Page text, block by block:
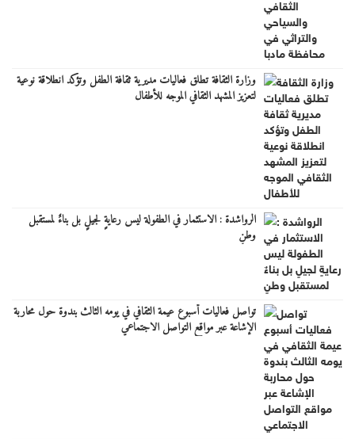
وزارة الثقافة تطلق فعاليات مديرية ثقافة الطفل وتؤكد انطلاقة نوعية
لتعزيز المشهد الثقافي الموجه للأطفال
الرواشدة : الاستثمار في الطفولة ليس رعايةٍ لجيلٍ بل بناءٌ لمستقبل
وطنٍ
تواصل فعاليات أسبوع عيمة الثقافي في يومه الثالث بندوة حول محاربة
الإشاعة عبر مواقع التواصل الاجتماعي